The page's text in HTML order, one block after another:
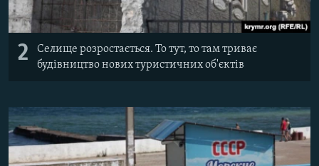
2
Селище розростається. То тут, то там триває
будівництво нових туристичних об'єктів